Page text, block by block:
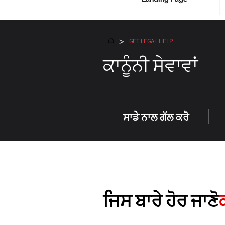
ਕਾਨੂੰਨੀ ਸੇਵਾਵਾਂ
ਸਾਡੇ ਨਾਲ ਗੱਲ ਕਰੋ
ਜਿਸ ਬਾਰੇ ਹੋਰ ਜਾਣੋ
> GET LEGAL HELP